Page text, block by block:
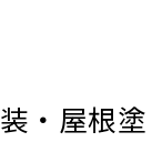
・屋根塗